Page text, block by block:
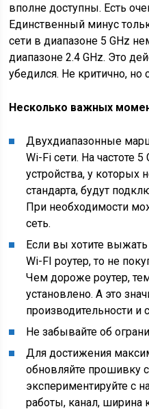
вполне доступны. Есть
Единственный минус
сети в диапазоне 5 GHz
диапазоне 2.4 GHz. Это
убедился. Не критично, но
Несколько важных
Двухдиапазонные
Wi-Fi сети. На частоте 5
устройства, у которых
стандарта, будут
При необходимости
сеть.
Если вы хотите
Wi-FI роутер, то не
Чем дороже роутер,
установлено. А это
производительности и
Не забывайте об
Для достижения
обновляйте прошивку
экспериментируйте с
работы, канал, ширина